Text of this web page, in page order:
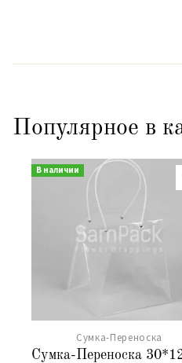
Популярное в
В наличии
Сумка-Переноска
Сумка-Переноска